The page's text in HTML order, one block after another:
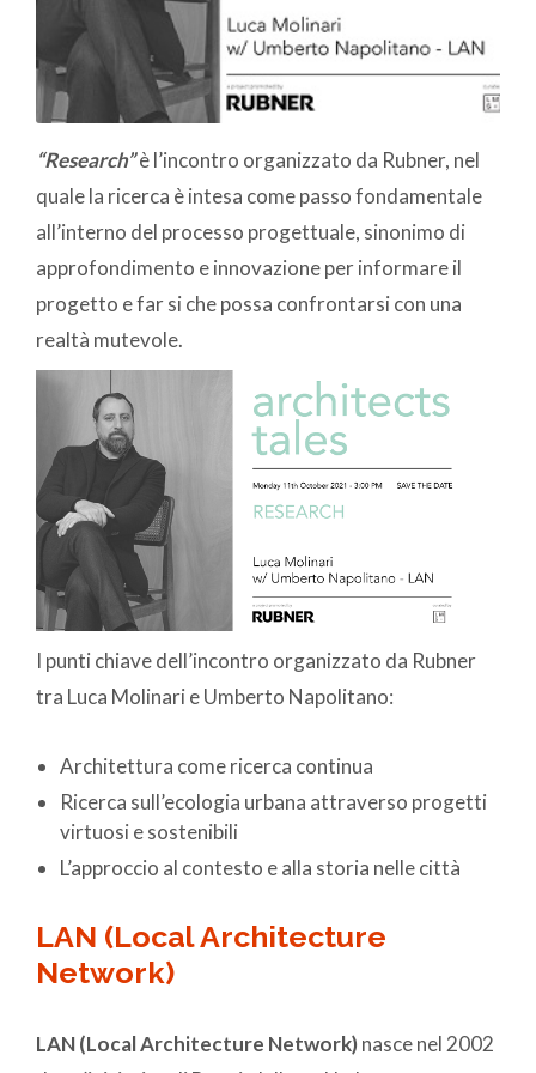
“Research”è l’incontro organizzato da Rubner, nel
quale la ricerca è intesa come passo fondamentale
all’interno del processo progettuale, sinonimo di
approfondimento e innovazione per informare il
progetto e far si che possa confrontarsi con una
realtà mutevole.
I punti chiave dell’incontro organizzato da Rubner
tra Luca Molinari e Umberto Napolitano:
Architettura come ricerca continua
Ricerca sull’ecologia urbana attraverso progetti
virtuosi e sostenibili
L’approccio al contesto e alla storia nelle città
LAN (Local Architecture
Network)
LAN (Local Architecture Network)nasce nel 2002